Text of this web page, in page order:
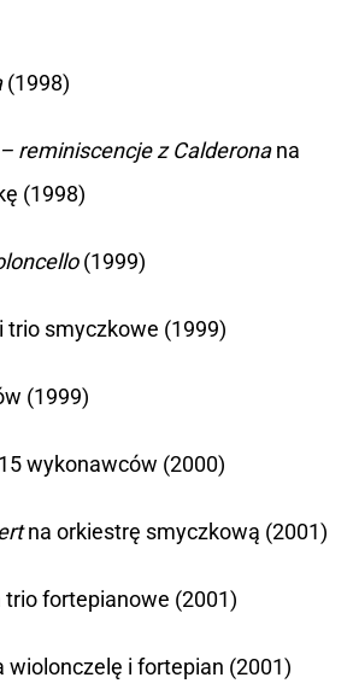
(1998)
reminiscencje z Calderonana
(1998)
(1999)
trio smyczkowe (1999)
(1999)
wykonawców (2000)
na orkiestrę smyczkową (2001)
fortepianowe (2001)
wiolonczelę i fortepian (2001)